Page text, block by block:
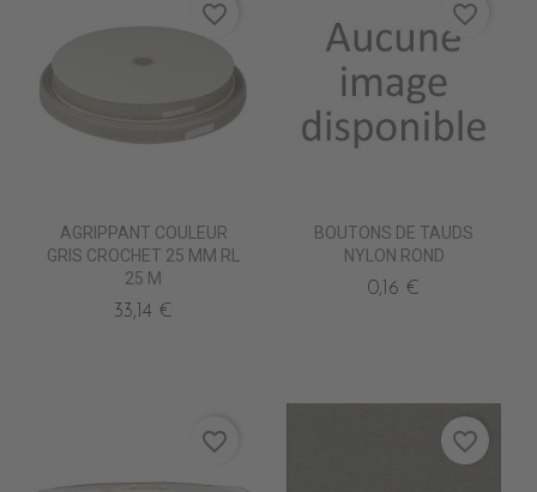
AGRIPPANT COULEUR
GRIS CROCHET 25 MM RL
25 M
33,14 €
favorite_border
BOUTONS DE TAUDS
NYLON ROND
0,16 €
favorite_border
favorite_border favorite_border